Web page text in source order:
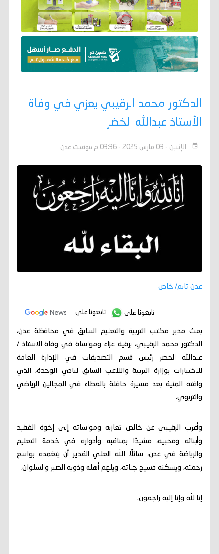
الدكتور محمد الرقيبي يعزي في وفاة
الأستاذ عبدالله الخضر
الإثنين - 03 مارس 2025 - 03:36 م بتوقيت عدن
عدن تايم/ خاص
تابعونا على تابعونا على
بعث مدير مكتب التربية والتعليم السابق في محافظة عدن،
الدكتور محمد الرقيبي، برقية عزاء ومواساة في وفاة الاستاذ /
عبدالله الخضر رئيس قسم التصديقات في الإدارة العامة
للاختبارات بوزارة التربية واللاعب السابق لنادي الوحدة، الذي
وافته المنية بعد مسيرة حافلة بالعطاء في المجالين الرياضي
والتربوي.
وأعرب الرقيبي عن خالص تعازيه ومواساته إلى إخوة الفقيد
وأبنائه ومحبيه، مشيدًا بمناقبه وأدواره في خدمة التعليم
والرياضة في عدن، سائلًا الله العلي القدير أن يتغمده بواسع
رحمته، ويسكنه فسيح جناته، ويلهم أهله وذويه الصبر والسلوان.
إنا لله وإنا إليه راجعون.